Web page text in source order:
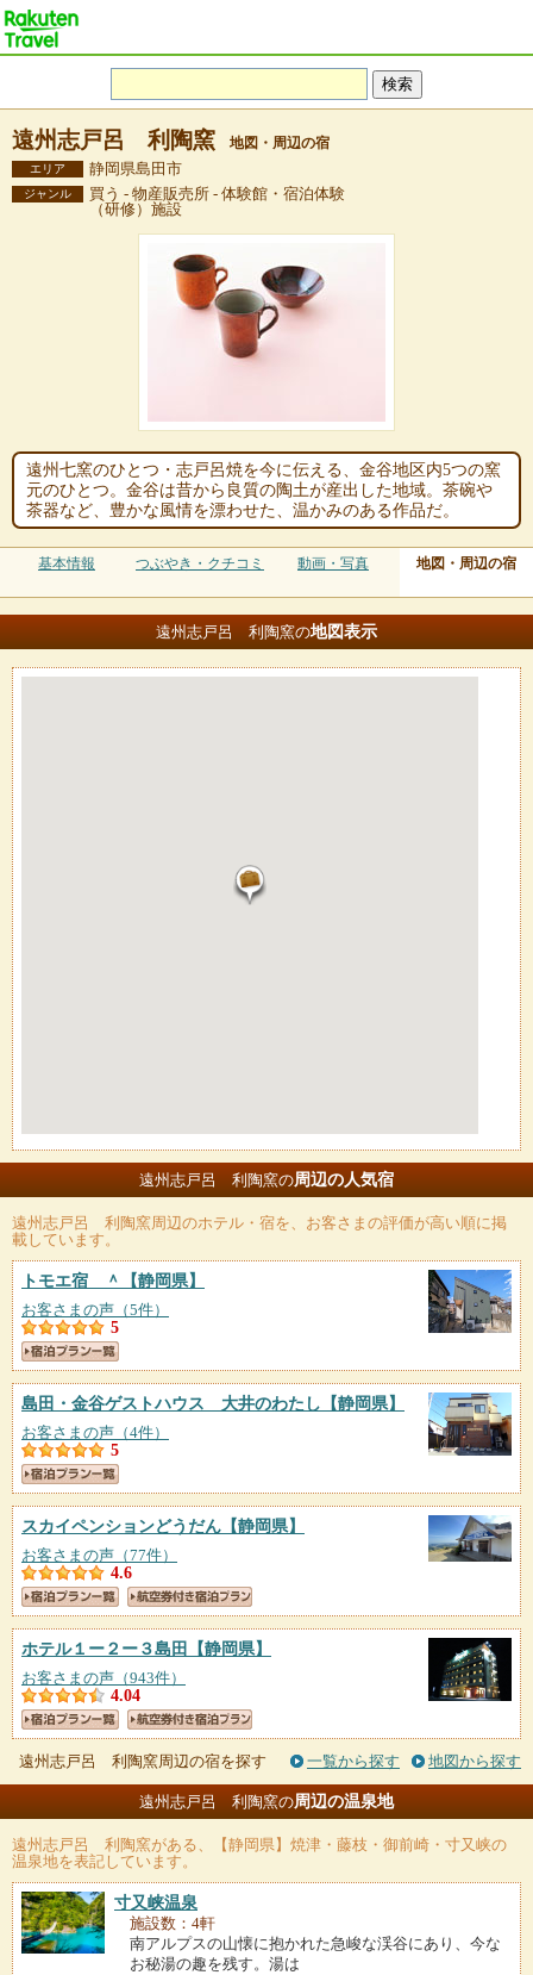
遠州志戸呂 利陶窯 地図・周辺の宿
エリア 静岡県島田市
ジャンル
買う - 物産販売所 - 体験館・宿泊体験
（研修）施設
遠州七窯のひとつ・志戸呂焼を今に伝える、金谷地区内5つの窯
元のひとつ。金谷は昔から良質の陶土が産出した地域。茶碗や
茶器など、豊かな風情を漂わせた、温かみのある作品だ。
基本情報 つぶやき・クチコミ 動画・写真 地図・周辺の宿
遠州志戸呂 利陶窯の地図表示
遠州志戸呂 利陶窯の周辺の人気宿
遠州志戸呂 利陶窯周辺のホテル・宿を、お客さまの評価が高い順に掲
載しています。
トモエ宿 ＾ 【静岡県】
お客さまの声（5件）
5
島田・金谷ゲストハウス 大井のわたし 【静岡県】
お客さまの声（4件）
5
スカイペンションどうだん 【静岡県】
お客さまの声（77件）
4.6
ホテル１ー２ー３島田 【静岡県】
お客さまの声（943件）
4.04
遠州志戸呂 利陶窯周辺の宿を探す 一覧から探す 地図から探す
遠州志戸呂 利陶窯の周辺の温泉地
遠州志戸呂 利陶窯がある、【静岡県】焼津・藤枝・御前崎・寸又峡の
温泉地を表記しています。
寸又峡温泉
施設数：4軒
南アルプスの山懐に抱かれた急峻な渓谷にあり、今な
お秘湯の趣を残す。湯は